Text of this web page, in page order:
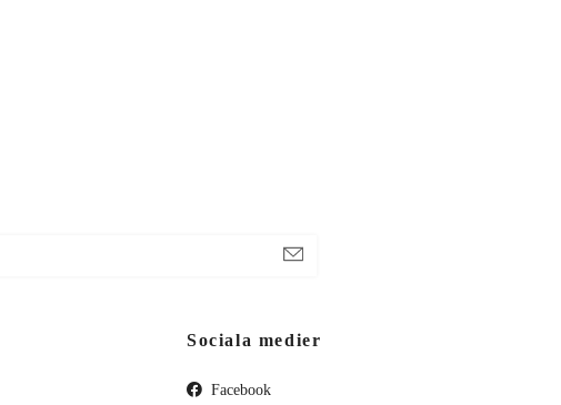
Sociala medier
Facebook